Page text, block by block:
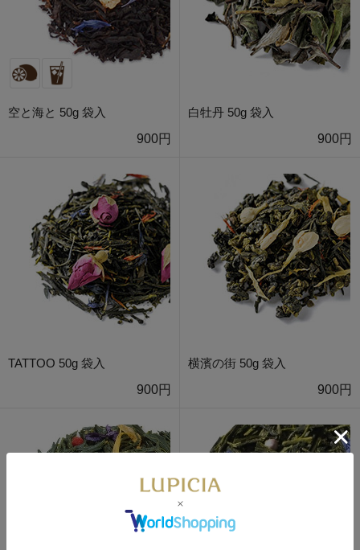
空と海と 50g 袋入
900円
白牡丹 50g 袋入
900円
TATTOO 50g 袋入
900円
横濱の街 50g 袋入
900円